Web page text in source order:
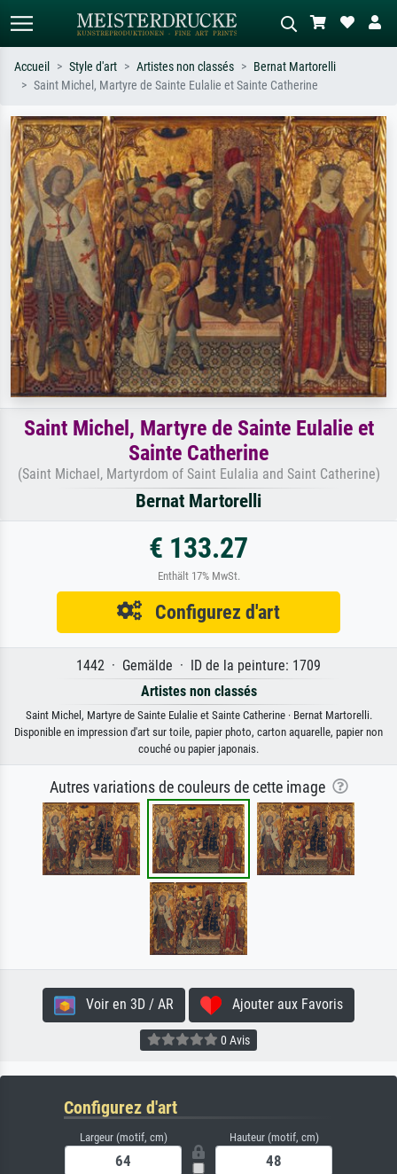
Recherchez par artiste, titre ou style –
ex. Monet, Nuit étoilée,
impressionnisme, vague de Hokusai,
nu.
Décrivez la scène – ex. prairie verte,
abstrait avec beaucoup de rouge,
tableau sombre, nu debout près d'un
arbre.
Accueil Style d'art Artistes non classés
Bernat Martorelli
Saint Michel, Martyre de Sainte Eulalie et Sainte Catherine
Saint Michel, Martyre de Sainte Eulalie et
Sainte Catherine
(Saint Michael, Martyrdom of Saint Eulalia and Saint Catherine)
Bernat Martorelli
€ 133.27
Enthält 17% MwSt.
Configurez d'art
1442 · Gemälde · ID de la peinture: 1709
Artistes non classés
Saint Michel, Martyre de Sainte Eulalie et Sainte Catherine · Bernat Martorelli.
Disponible en impression d'art sur toile, papier photo, carton aquarelle, papier non
couché ou papier japonais.
Autres variations de couleurs de cette image
Voir en 3D / AR Ajouter aux Favoris
0 Avis
Configurez d'art
Largeur (motif, cm) Hauteur (motif, cm)